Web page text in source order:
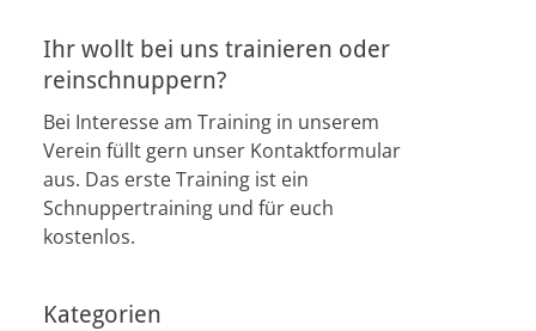
Ihr wollt bei uns trainieren oder
reinschnuppern?
Bei Interesse am Training in unserem
Verein füllt gern unser Kontaktformular
aus. Das erste Training ist ein
Schnuppertraining und für euch
kostenlos.
Kategorien